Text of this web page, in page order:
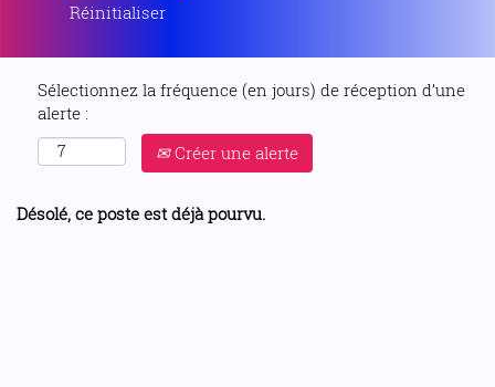
Réinitialiser
Sélectionnez la fréquence (en jours) de réception d’une
alerte :
Créer une alerte
Désolé, ce poste est déjà pourvu.